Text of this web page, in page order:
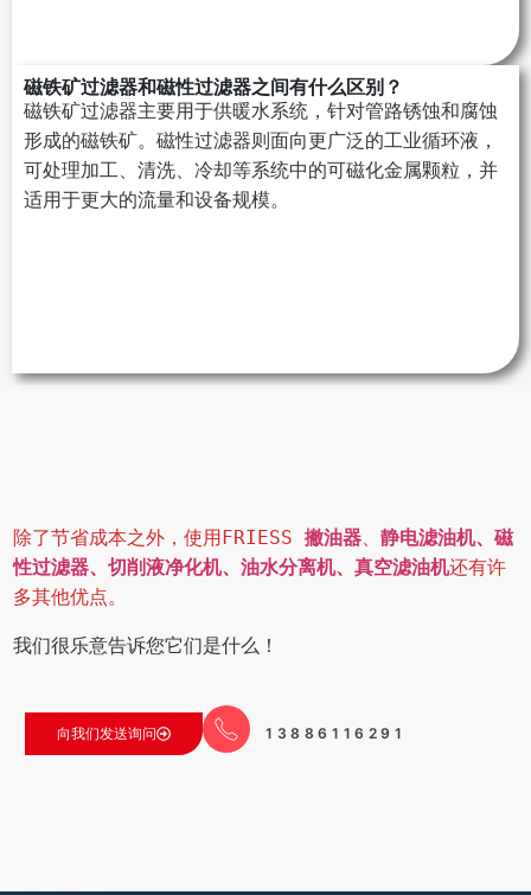
磁铁矿过滤器和磁性过滤器之间有什么区别？
磁铁矿过滤器主要用于供暖水系统，针对管路锈蚀和腐蚀
形成的磁铁矿。磁性过滤器则面向更广泛的工业循环液，
可处理加工、清洗、冷却等系统中的可磁化金属颗粒，并
适用于更大的流量和设备规模。
除了节省成本之外，使用FRIESS 撇油器、静电滤油机、磁
性过滤器、切削液净化机、油水分离机、真空滤油机还有许
多其他优点。
我们很乐意告诉您它们是什么！
向我们发送询问 13886116291